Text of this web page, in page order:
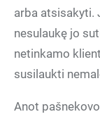
arba atsisakyti.
nesulaukę jo
netinkamo
susilaukti
Anot